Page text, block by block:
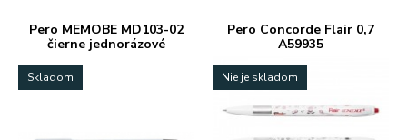
Pero MEMOBE MD103-02
čierne jednorázové
Skladom
Pero Concorde Flair 0,7
A59935
Nie je skladom